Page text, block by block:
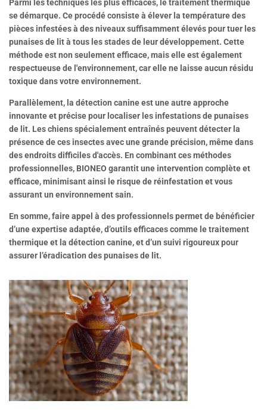
Parmi les techniques les plus efficaces, le traitement thermique
se démarque. Ce procédé consiste à élever la température des
pièces infestées à des niveaux suffisamment élevés pour tuer les
punaises de lit à tous les stades de leur développement. Cette
méthode est non seulement efficace, mais elle est également
respectueuse de l'environnement, car elle ne laisse aucun résidu
toxique dans votre environnement.
Parallèlement, la détection canine est une autre approche
innovante et précise pour localiser les infestations de punaises
de lit. Les chiens spécialement entraînés peuvent détecter la
présence de ces insectes avec une grande précision, même dans
des endroits difficiles d'accès. En combinant ces méthodes
professionnelles, BIONEO garantit une intervention complète et
efficace, minimisant ainsi le risque de réinfestation et vous
assurant un environnement sain.
En somme, faire appel à des professionnels permet de bénéficier
d’une expertise adaptée, d’outils efficaces comme le traitement
thermique et la détection canine, et d’un suivi rigoureux pour
assurer l’éradication des punaises de lit.